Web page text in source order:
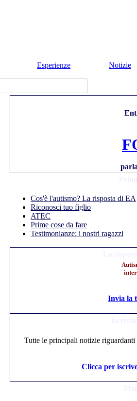
Esperienze Notizie
Cos'è l'autismo? La risposta di EA
Riconosci tuo figlio
ATEC
Prime cose da fare
Testimonianze: i nostri ragazzi
Invia la
Tutte le principali notizie
Clicca per